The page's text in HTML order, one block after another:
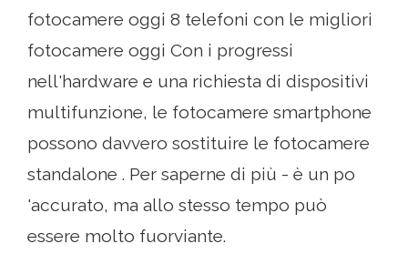
fotocamere oggi 8 telefoni con le migliori
fotocamere oggi Con i progressi
nell'hardware e una richiesta di dispositivi
multifunzione, le fotocamere smartphone
possono davvero sostituire le fotocamere
standalone . Per saperne di più - è un po
'accurato, ma allo stesso tempo può
essere molto fuorviante.